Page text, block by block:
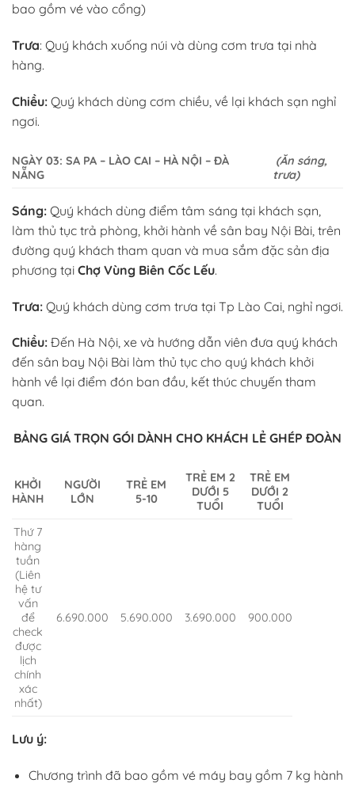
bao gồm vé vào cổng)
Trưa: Quý khách xuống núi và dùng cơm trưa tại nhà
hàng.
Chiều: Quý khách dùng cơm chiều, về lại khách sạn nghỉ
ngơi.
NGÀY 03: SA PA – LÀO CAI – HÀ NỘI – ĐÀ
NẴNG
(Ăn sáng,
trưa)
Sáng: Quý khách dùng điểm tâm sáng tại khách sạn,
làm thủ tục trả phòng, khởi hành về sân bay Nội Bài, trên
đường quý khách tham quan và mua sắm đặc sản địa
phương tại Chợ Vùng Biên Cốc Lếu.
Trưa: Quý khách dùng cơm trưa tại Tp Lào Cai, nghỉ ngơi.
Chiều: Đến Hà Nội, xe và hướng dẫn viên đưa quý khách
đến sân bay Nội Bài làm thủ tục cho quý khách khởi
hành về lại điểm đón ban đầu, kết thúc chuyến tham
quan.
BẢNG GIÁ TRỌN GÓI DÀNH CHO KHÁCH LẺ GHÉP ĐOÀN
KHỞI
HÀNH
NGƯỜI
LỚN
TRẺ EM
5-10
TRẺ EM 2
DƯỚI 5
TUỔI
TRẺ EM
DƯỚI 2
TUỔI
Thứ 7
hàng
tuần
(Liên
hệ tư
vấn
để
check
được
lịch
chính
xác
nhất)
6.690.000 5.690.000 3.690.000 900.000
Lưu ý:
Chương trình đã bao gồm vé máy bay gồm 7 kg hành